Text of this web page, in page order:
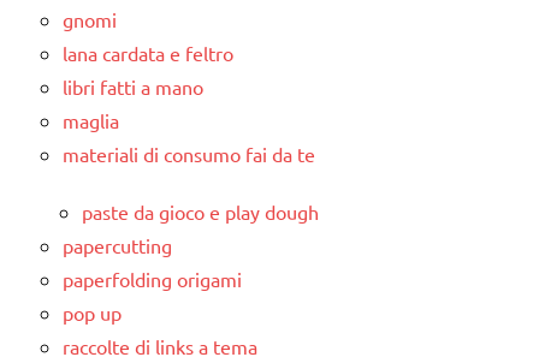
gnomi
lana cardata e feltro
libri fatti a mano
maglia
materiali di consumo fai da te
paste da gioco e play dough
papercutting
paperfolding origami
pop up
raccolte di links a tema